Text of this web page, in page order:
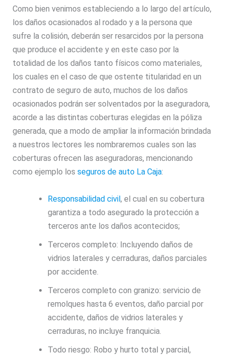
Como bien venimos estableciendo a lo largo del artículo,
los daños ocasionados al rodado y a la persona que
sufre la colisión, deberán ser resarcidos por la persona
que produce el accidente y en este caso por la
totalidad de los daños tanto físicos como materiales,
los cuales en el caso de que ostente titularidad en un
contrato de seguro de auto, muchos de los daños
ocasionados podrán ser solventados por la aseguradora,
acorde a las distintas coberturas elegidas en la póliza
generada, que a modo de ampliar la información brindada
a nuestros lectores les nombraremos cuales son las
coberturas ofrecen las aseguradoras, mencionando
como ejemplo losseguros de auto La Caja:
Responsabilidad civil, el cual en su cobertura
garantiza a todo asegurado la protección a
terceros ante los daños acontecidos;
Terceros completo: Incluyendo daños de
vidrios laterales y cerraduras, daños parciales
por accidente.
Terceros completo con granizo: servicio de
remolques hasta 6 eventos, daño parcial por
accidente, daños de vidrios laterales y
cerraduras, no incluye franquicia.
Todo riesgo: Robo y hurto total y parcial,